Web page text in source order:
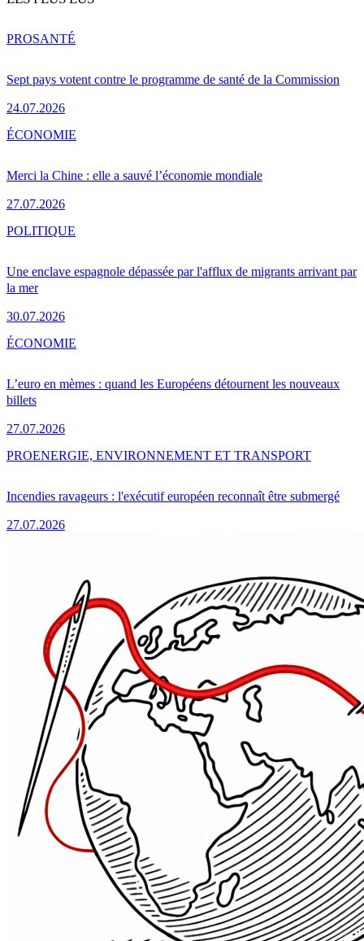
Sept pays votent contre le programme de santé de la Commission
24.07.2026
PROSANTÉ
Merci la Chine : elle a sauvé l’économie mondiale
27.07.2026
ÉCONOMIE
Une enclave espagnole dépassée par l'afflux de migrants arrivant par
la mer
30.07.2026
POLITIQUE
L’euro en mèmes : quand les Européens détournent les nouveaux
billets
27.07.2026
ÉCONOMIE
Incendies ravageurs : l'exécutif européen reconnaît être submergé
27.07.2026
PROENERGIE, ENVIRONNEMENT ET TRANSPORT